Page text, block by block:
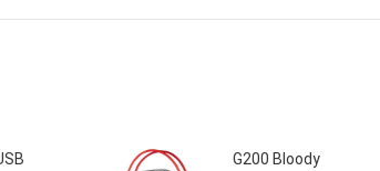
G200 Bloody